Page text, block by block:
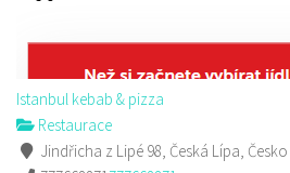
Istanbul kebab & pizza
Restaurace
Jindřicha z Lipé 98, Česká Lípa, Česko